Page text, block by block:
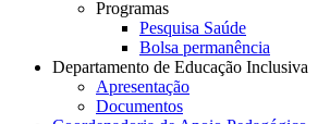
Programas
Pesquisa Saúde
Bolsa permanência
Departamento de Educação Inclusiva
Apresentação
Documentos